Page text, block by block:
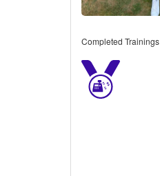
Completed Trainings